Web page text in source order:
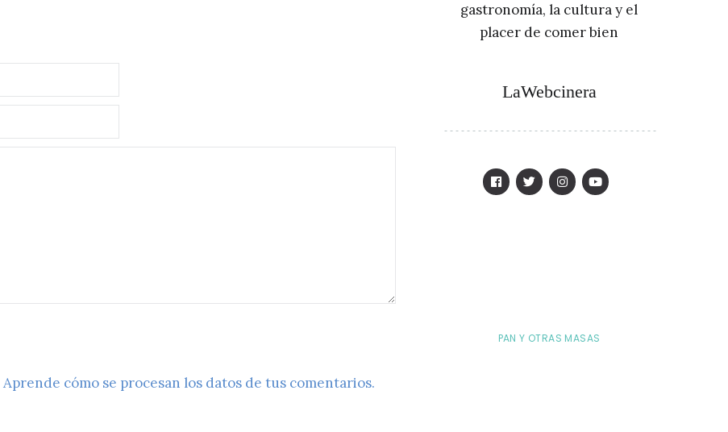
Aprende cómo se procesan los datos de tus comentarios.
gastronomía, la cultura y el
placer de comer bien
LaWebcinera
PAN Y OTRAS MASAS